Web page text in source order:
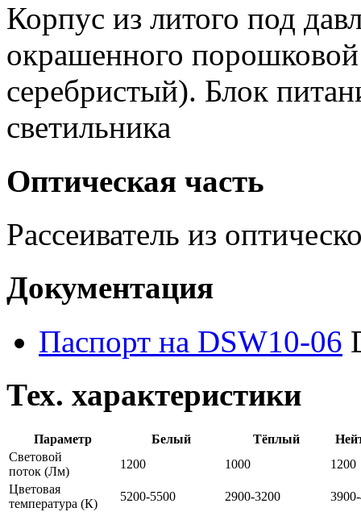
Корпус из литого под
окрашенного
серебристый). Блок
светильника
Оптическая часть
Рассеиватель из
Документация
Паспорт на DSW10-06
Тех. характеристики
Параметр Белый Тёплый
Световой
поток (Лм)
1200 1000
1200
Цветовая
температура (К)
5200-5500 2900-3200